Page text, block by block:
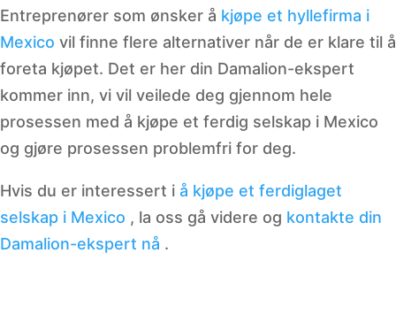
Entreprenører som ønsker å kjøpe et hyllefirma i
Mexico vil finne flere alternativer når de er klare til å
foreta kjøpet. Det er her din Damalion-ekspert
kommer inn, vi vil veilede deg gjennom hele
prosessen med å kjøpe et ferdig selskap i Mexico
og gjøre prosessen problemfri for deg.
Hvis du er interessert i å kjøpe et ferdiglaget
selskap i Mexico , la oss gå videre og kontakte din
Damalion-ekspert nå .